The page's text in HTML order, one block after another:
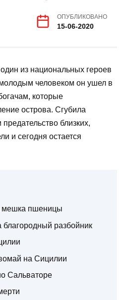
ОПУБЛИКОВАНО
15-06-2020
из национальных героев
человеком он ушел в
которые
острова. Сгубила
близких,
и сегодня остается
мешка пшеницы
благородный разбойник
на Сицилии
Сальваторе